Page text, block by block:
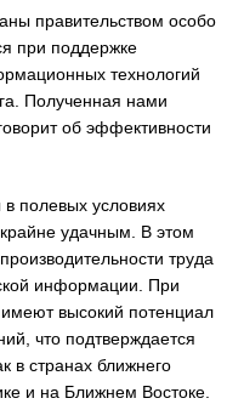
правительством особо
при поддержке
технологий
Полученная нами
об эффективности
полевых условиях
крайне удачным. В этом
труда
информации. При
высокий потенциал
что подтверждается
в странах ближнего
и на Ближнем Востоке.